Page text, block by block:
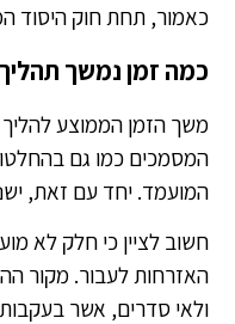
כאמור, תחת חוק היסוד
כמה זמן נמשך
משך הזמן הממוצע להליך
המסמכים כמו גם
המועמד. יחד עם זאת,
חשוב לציין כי חלק לא
האזרחות לעבור. מקור
ולאי סדרים, אשר